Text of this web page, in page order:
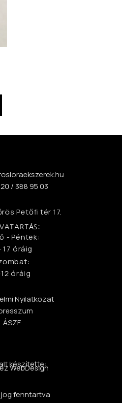
/ 388 95 03
Petőfi tér 17.
- Péntek:
17 óráig
óráig
Nyilatkozat
ÁSZF
készítette:
WebDesign
fenntartva